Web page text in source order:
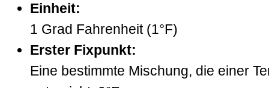
Einheit:
1 Grad Fahrenheit (1°F)
Erster Fixpunkt:
Eine bestimmte Mischung, die einer